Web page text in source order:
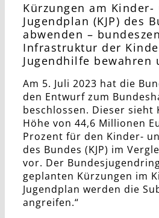
Kürzungen am Kinder-
Jugendplan (KJP) des
abwenden –
Infrastruktur der
Jugendhilfe bewahren
Am 5. Juli 2023 hat die
den Entwurf zum
beschlossen. Dieser sieht
Höhe von 44,6 Millionen
Prozent für den Kinder-
des Bundes (KJP) im
vor. Der
geplanten Kürzungen im
Jugendplan werden die
angreifen.“